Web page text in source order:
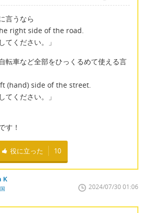
言うなら
right side of the road.
てください。」
転車など全部をひっくるめて使える言
(hand) side of the street.
てください。」
す！
役に立った 10
K
2024/07/30 01:06